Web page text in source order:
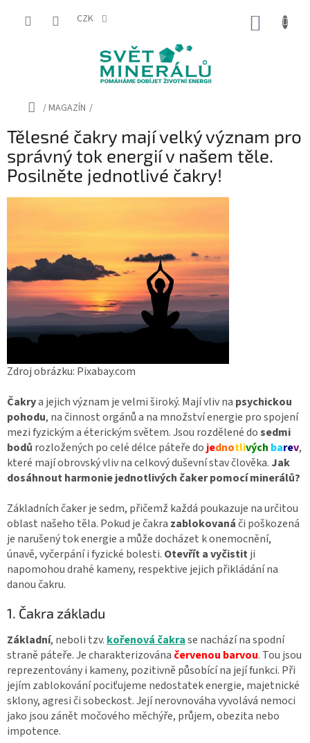
CZK
Domů
/MAGAZÍN /
Tělesné čakry mají velký význam pro
správný tok energií v našem těle.
Posilněte jednotlivé čakry!
Zdroj obrázku: Pixabay.com
Čakrya jejich význam je velmi široký. Mají vliv na psychickou
pohodu, na činnost orgánů a na množství energie pro spojení
mezi fyzickým a éterickým světem. Jsou rozdělené dosedmi
bodů rozložených po celé délce páteře do jednotlivých barev,
které mají obrovský vliv na celkový duševní stav člověka. Jak
dosáhnout harmonie jednotlivých čaker pomocí minerálů?
Základních čaker je sedm, přičemž každá poukazuje na určitou
oblast našeho těla. Pokud je čakra zablokovanáči poškozená
je narušený tok energie a může docházet k onemocnění,
únavě, vyčerpání i fyzické bolesti. Otevřít a vyčistitji
napomohou drahé kameny, respektive jejich přikládání na
danou čakru.
1. Čakra základu
Základní, neboli tzv. kořenová čakrase nachází na spodní
straně páteře. Je charakterizována červenou barvou. Tou jsou
reprezentovány i kameny, pozitivně působící na její funkci. Při
jejím zablokování pociťujeme nedostatek energie, majetnické
sklony, agresi či sobeckost. Její nerovnováha vyvolává nemoci
jako jsou zánět močového měchýře, průjem, obezita nebo
impotence.